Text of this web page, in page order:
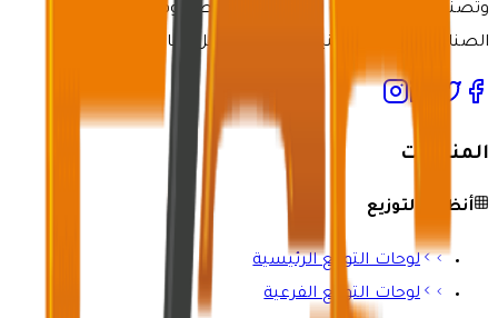
وتصنيع أنظمة لوحات كهربائية مخصصة وفعالة لمختلف
الصناعات بأحدث التقنيات وخبرة لا مثيل لها.
المنتجات
أنظمة التوزيع
لوحات التوزيع الرئيسية
لوحات التوزيع الفرعية